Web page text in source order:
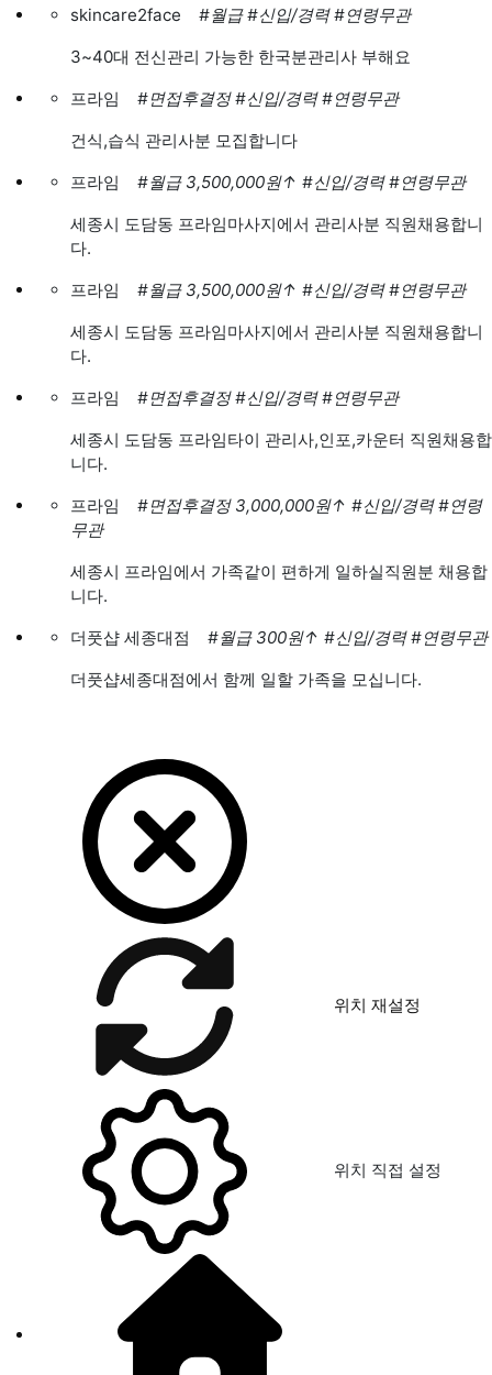
skincare2face #월급 #신입/경력 #연령무관
3~40대 전신관리 가능한 한국분관리사 부해요
프라임
#면접후결정 #신입/경력 #연령무관
건식,습식 관리사분 모집합니다
프라임
#월급 3,500,000원↑ #신입/경력 #연령무관
세종시 도담동 프라임마사지에서 관리사분 직원채용합니
다.
프라임
#월급 3,500,000원↑ #신입/경력 #연령무관
세종시 도담동 프라임마사지에서 관리사분 직원채용합니
다.
프라임
#면접후결정 #신입/경력 #연령무관
세종시 도담동 프라임타이 관리사,인포,카운터 직원채용합
니다.
프라임
#면접후결정 3,000,000원↑ #신입/경력 #연령
무관
세종시 프라임에서 가족같이 편하게 일하실직원분 채용합
니다.
더풋샵 세종대점
#월급 300원↑ #신입/경력 #연령무관
더풋샵세종대점에서 함께 일할 가족을 모십니다.
위치 재설정
위치 직접 설정